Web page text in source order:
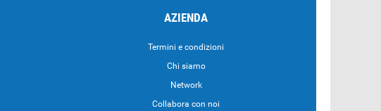
AZIENDA
Termini e condizioni
Chi siamo
Network
Collabora con noi